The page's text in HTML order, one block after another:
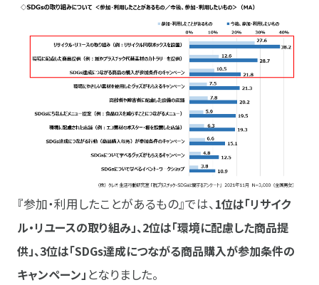
『参加・利用したことがあるもの』では、1位は「リサイク
ル・リユースの取り組み」、2位は「環境に配慮した商品提
供」、3位は「SDGs達成につながる商品購入が参加条件の
キャンペーン」 となりました。